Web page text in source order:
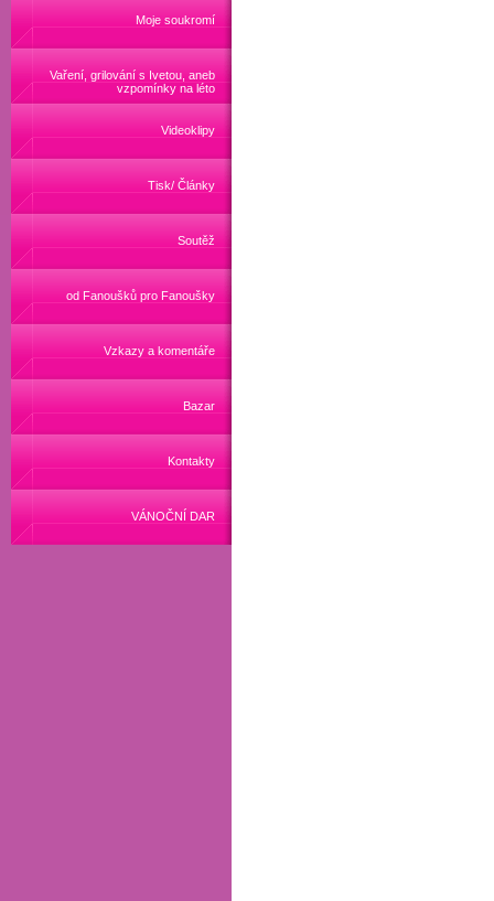
Moje soukromí
Vaření, grilování s Ivetou, aneb
vzpomínky na léto
Videoklipy
Tisk/ Články
Soutěž
od Fanoušků pro Fanoušky
Vzkazy a komentáře
Bazar
Kontakty
VÁNOČNÍ DAR